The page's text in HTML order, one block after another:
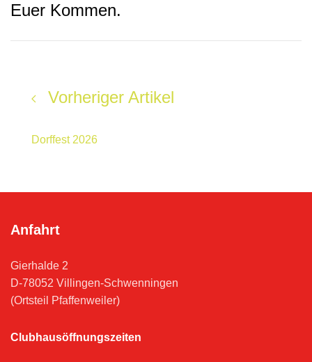
Euer Kommen.
Vorheriger Artikel
Dorffest 2026
Anfahrt
Gierhalde 2
D-78052 Villingen-Schwenningen
(Ortsteil Pfaffenweiler)
Clubhausöffnungszeiten